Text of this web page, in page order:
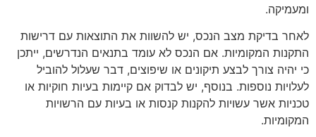
ומעמיקה.
לאחר בדיקת מצב הנכס, יש להשוות את התוצאות עם דרישות
התקנות המקומיות. אם הנכס לא עומד בתנאים הנדרשים, ייתכן
כי יהיה צורך לבצע תיקונים או שיפוצים, דבר שעלול להוביל
לעלויות נוספות. בנוסף, יש לבדוק אם קיימות בעיות חוקיות או
טכניות אשר עשויות להקנות קנסות או בעיות עם הרשויות
המקומיות.